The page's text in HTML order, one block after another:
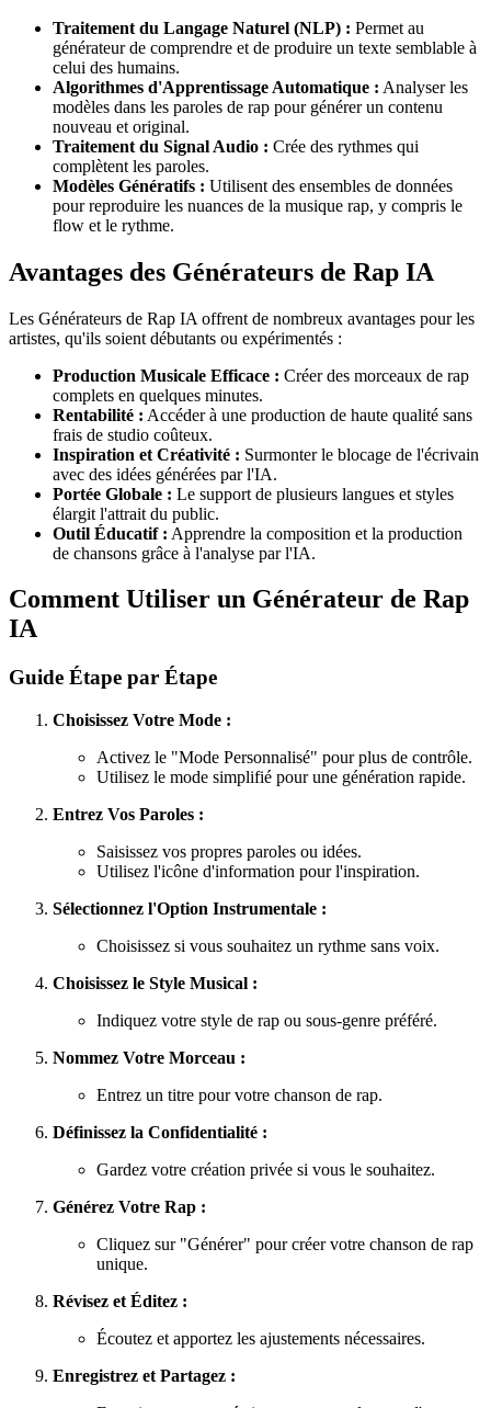
Traitement du Langage Naturel (NLP) : Permet au
générateur de comprendre et de produire un texte semblable à
celui des humains.
Algorithmes d'Apprentissage Automatique : Analyser les
modèles dans les paroles de rap pour générer un contenu
nouveau et original.
Traitement du Signal Audio : Crée des rythmes qui
complètent les paroles.
Modèles Génératifs : Utilisent des ensembles de données
pour reproduire les nuances de la musique rap, y compris le
flow et le rythme.
Avantages des Générateurs de Rap IA
Les Générateurs de Rap IA offrent de nombreux avantages pour les
artistes, qu'ils soient débutants ou expérimentés :
Production Musicale Efficace : Créer des morceaux de rap
complets en quelques minutes.
Rentabilité : Accéder à une production de haute qualité sans
frais de studio coûteux.
Inspiration et Créativité : Surmonter le blocage de l'écrivain
avec des idées générées par l'IA.
Portée Globale : Le support de plusieurs langues et styles
élargit l'attrait du public.
Outil Éducatif : Apprendre la composition et la production
de chansons grâce à l'analyse par l'IA.
Comment Utiliser un Générateur de Rap
IA
Guide Étape par Étape
Choisissez Votre Mode :
Activez le "Mode Personnalisé" pour plus de contrôle.
Utilisez le mode simplifié pour une génération rapide.
Entrez Vos Paroles :
Saisissez vos propres paroles ou idées.
Utilisez l'icône d'information pour l'inspiration.
Sélectionnez l'Option Instrumentale :
Choisissez si vous souhaitez un rythme sans voix.
Choisissez le Style Musical :
Indiquez votre style de rap ou sous-genre préféré.
Nommez Votre Morceau :
Entrez un titre pour votre chanson de rap.
Définissez la Confidentialité :
Gardez votre création privée si vous le souhaitez.
Générez Votre Rap :
Cliquez sur "Générer" pour créer votre chanson de rap
unique.
Révisez et Éditez :
Écoutez et apportez les ajustements nécessaires.
Enregistrez et Partagez :